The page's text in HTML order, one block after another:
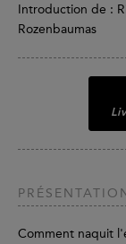
Introduction de :
Rozenbaumas
Comment naquit